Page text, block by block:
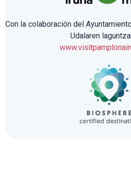
Con la colaboración del
Udalaren